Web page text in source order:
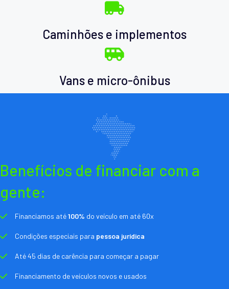
Caminhões e implementos
Vans e micro-ônibus
Benefícios de financiar com a
gente:
Financiamos até100% do veículo em até 60x
Condições especiais para pessoa jurídica
Até 45 dias de carência para começar a pagar
Financiamento de veículos novos e usados